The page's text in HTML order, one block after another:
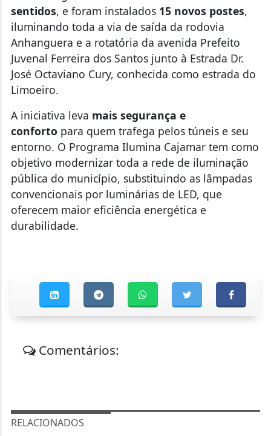
sentidos, e foram instalados 15 novos postes,
iluminando toda a via de saída da rodovia
Anhanguera e a rotatória da avenida Prefeito
Juvenal Ferreira dos Santos junto à Estrada Dr.
José Octaviano Cury, conhecida como estrada do
Limoeiro.
A iniciativa leva mais segurança e
conforto para quem trafega pelos túneis e seu
entorno. O Programa Ilumina Cajamar tem como
objetivo modernizar toda a rede de iluminação
pública do município, substituindo as lâmpadas
convencionais por luminárias de LED, que
oferecem maior eficiência energética e
durabilidade.
Comentários:
RELACIONADOS